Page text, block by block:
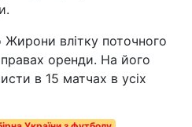
влітку поточного
оренди. На його
в 15 матчах в усіх